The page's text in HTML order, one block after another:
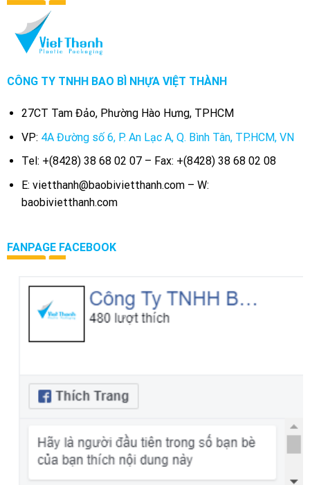
CÔNG TY TNHH BAO BÌ NHỰA VIỆT THÀNH
27CT Tam Đảo, Phường Hào Hưng, TPHCM
VP: 4A Đường số 6, P. An Lạc A, Q. Bình Tân, TP.HCM, VN
Tel: +(8428) 38 68 02 07 – Fax: +(8428) 38 68 02 08
E: vietthanh@baobivietthanh.com – W:
baobivietthanh.com
FANPAGE FACEBOOK